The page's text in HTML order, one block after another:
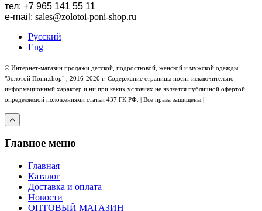
тел: +7 965 141 55 11
e-mail: sales@zolotoi-poni-shop.ru
Русский
Eng
© Интернет-магазин продажи детской, подростковой, женской и мужской одежды
"Золотой Пони.shop" , 2016-2020 г. Содержание страницы носит исключительно
информационный характер и ни при каких условиях не является публичной офертой,
определяемой положениями статьи 437 ГК РФ. | Все права защищены |
Главное меню
Главная
Каталог
Доставка и оплата
Новости
ОПТОВЫЙ МАГАЗИН